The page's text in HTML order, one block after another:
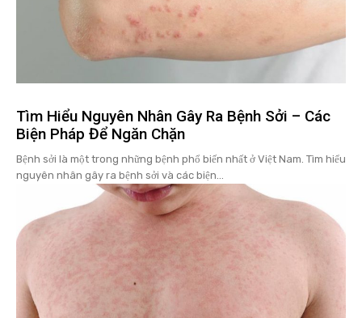
Tìm Hiểu Nguyên Nhân Gây Ra Bệnh Sởi – Các
Biện Pháp Để Ngăn Chặn
Bệnh sởi là một trong những bệnh phổ biến nhất ở Việt Nam. Tìm hiểu
nguyên nhân gây ra bệnh sởi và các biện...